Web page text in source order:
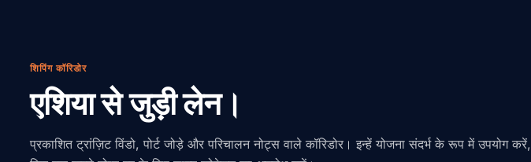
शिपिंग कॉरिडोर
एशिया से जुड़ी लेन।
प्रकाशित ट्रांज़िट विंडो, पोर्ट जोड़े और परिचालन नोट्स वाले कॉरिडोर। इन्हें योजना संदर्भ के रूप में उपयोग करें,